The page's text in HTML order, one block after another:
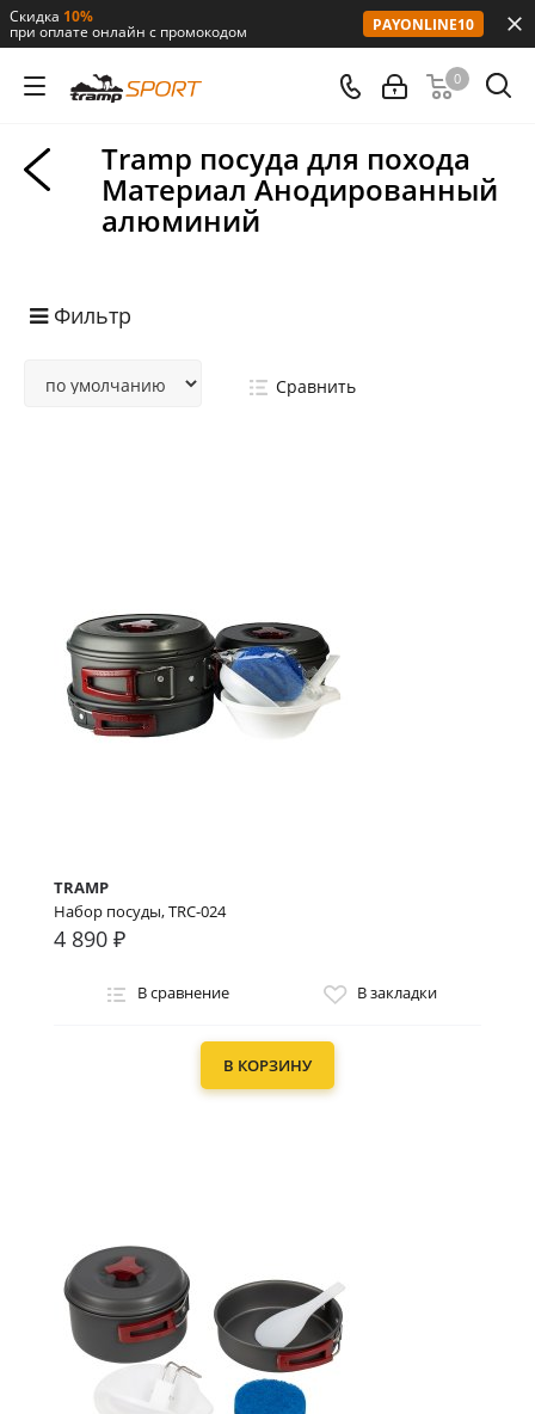
Скидка 10%
при оплате онлайн с промокодом PAYONLINE10
0
Tramp посуда для похода
Материал Анодированный
алюминий
Фильтр
Сравнить
TRAMP
Набор посуды, TRC-024
4 890 ₽
В сравнение В закладки
В КОРЗИНУ